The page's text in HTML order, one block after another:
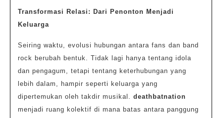
Transformasi Relasi: Dari Penonton Menjadi
Keluarga
Seiring waktu, evolusi hubungan antara fans dan band
rock berubah bentuk. Tidak lagi hanya tentang idola
dan pengagum, tetapi tentang keterhubungan yang
lebih dalam, hampir seperti keluarga yang
dipertemukan oleh takdir musikal. deathbatnation
menjadi ruang kolektif di mana batas antara panggung